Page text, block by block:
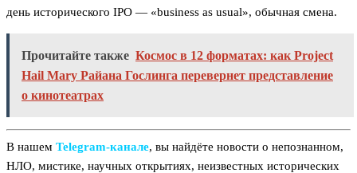
день исторического IPO — «business as usual», обычная смена.
Прочитайте также Космос в 12 форматах: как Project
Hail Mary Райана Гослинга перевернет представление
о кинотеатрах
В нашем Telegram‑канале, вы найдёте новости о непознанном,
НЛО, мистике, научных открытиях, неизвестных исторических